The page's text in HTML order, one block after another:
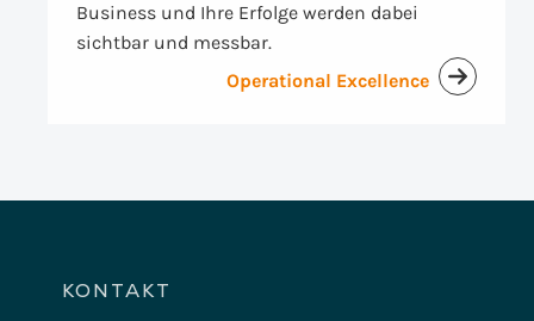
Business und Ihre Erfolge werden dabei
sichtbar und messbar.
Operational Excellence
KONTAKT